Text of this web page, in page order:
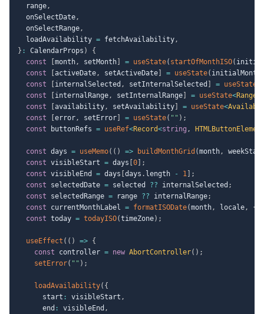
  range
,
  onSelectDate
,
  onSelectRange
,
  loadAvailability
= fetchAvailability,
} : CalendarProps )
{
const
month, setMonth = useState( startOfMonthISO(
const
activeDate, setActiveDate = useState( initialMonth
const
internalSelected , setInternalSelected = useState
const
internalRange, setInternalRange = useState<
const
availability, setAvailability = useState<
const
error, setError = useState( "" ) ;
const buttonRefs = useRef<Record<string ,
const days = useMemo( ( ) => buildMonthGrid (month,
const visibleStart = days 0
;
const visibleEnd = days days . length - 1
;
const selectedDate = selected ?? internalSelected ;
const selectedRange = range ?? internalRange;
const currentMonthLabel = formatISODate(month, locale, {
const today = todayISO(timeZone) ;
useEffect ( ( ) => {
const controller = new AbortController( ) ;
setError( "" ) ;
loadAvailability( {
      start
: visibleStart ,
      end
: visibleEnd ,